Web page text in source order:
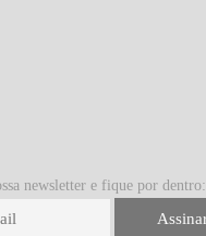
newsletter e fique por dentro: